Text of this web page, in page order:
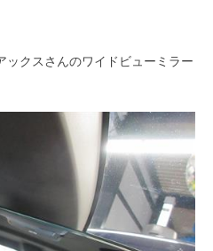
ックスさんのワイドビューミラー